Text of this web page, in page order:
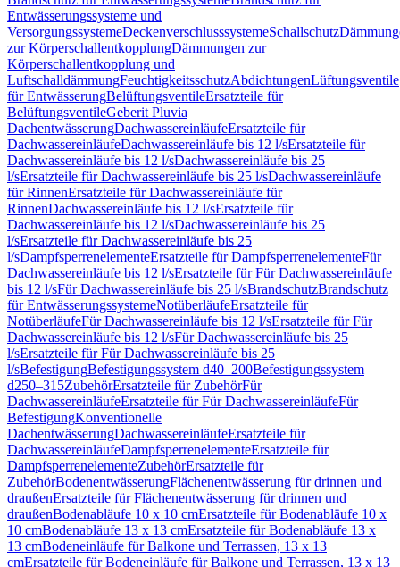
Entwässerungssysteme und
VersorgungssystemeDeckenverschlusssystemeSchallschutz
zur KörperschallentkopplungDämmungen zur
Körperschallentkopplung und
LuftschalldämmungFeuchtigkeitsschutzAbdichtungenLüftungsventile
für EntwässerungBelüftungsventileErsatzteile für
BelüftungsventileGeberit Pluvia
DachentwässerungDachwassereinläufeErsatzteile für
DachwassereinläufeDachwassereinläufe bis 12 l/sErsatzteile für
Dachwassereinläufe bis 12 l/sDachwassereinläufe bis 25
l/sErsatzteile für Dachwassereinläufe bis 25 l/sDachwassereinläufe
für RinnenErsatzteile für Dachwassereinläufe für
RinnenDachwassereinläufe bis 12 l/sErsatzteile für
Dachwassereinläufe bis 12 l/sDachwassereinläufe bis 25
l/sErsatzteile für Dachwassereinläufe bis 25
l/sDampfsperrenelementeErsatzteile für DampfsperrenelementeFür
Dachwassereinläufe bis 12 l/sErsatzteile für Für Dachwassereinläufe
bis 12 l/sFür Dachwassereinläufe bis 25 l/sBrandschutzBrandschutz
für EntwässerungssystemeNotüberläufeErsatzteile für
NotüberläufeFür Dachwassereinläufe bis 12 l/sErsatzteile für Für
Dachwassereinläufe bis 12 l/sFür Dachwassereinläufe bis 25
l/sErsatzteile für Für Dachwassereinläufe bis 25
l/sBefestigungBefestigungssystem d40–200Befestigungssystem
d250–315ZubehörErsatzteile für ZubehörFür
DachwassereinläufeErsatzteile für Für DachwassereinläufeFür
BefestigungKonventionelle
DachentwässerungDachwassereinläufeErsatzteile für
DachwassereinläufeDampfsperrenelementeErsatzteile für
DampfsperrenelementeZubehörErsatzteile für
ZubehörBodenentwässerungFlächenentwässerung für drinnen und
draußenErsatzteile für Flächenentwässerung für drinnen und
draußenBodenabläufe 10 x 10 cmErsatzteile für Bodenabläufe 10 x
10 cmBodenabläufe 13 x 13 cmErsatzteile für Bodenabläufe 13 x
13 cmBodeneinläufe für Balkone und Terrassen, 13 x 13
cmErsatzteile für Bodeneinläufe für Balkone und Terrassen, 13 x 13